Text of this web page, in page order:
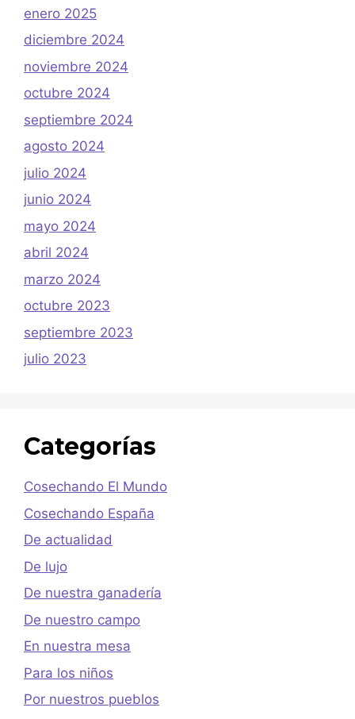
enero 2025
diciembre 2024
noviembre 2024
octubre 2024
septiembre 2024
agosto 2024
julio 2024
junio 2024
mayo 2024
abril 2024
marzo 2024
octubre 2023
septiembre 2023
julio 2023
Categorías
Cosechando El Mundo
Cosechando España
De actualidad
De lujo
De nuestra ganadería
De nuestro campo
En nuestra mesa
Para los niños
Por nuestros pueblos